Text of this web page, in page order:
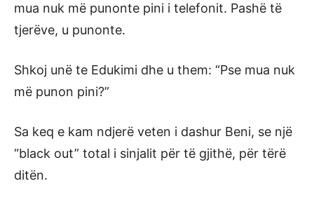
mua nuk më punonte pini i telefonit. Pashë të
tjerëve, u punonte.
Shkoj unë te Edukimi dhe u them: “Pse mua nuk
më punon pini?”
Sa keq e kam ndjerë veten i dashur Beni, se një
“black out” total i sinjalit për të gjithë, për tërë
ditën.